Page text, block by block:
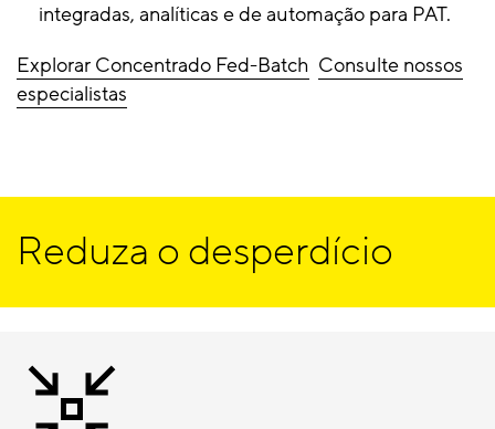
integradas, analíticas e de automação para PAT.
Explorar Concentrado Fed-Batch Consulte nossos
especialistas
Reduza o desperdício